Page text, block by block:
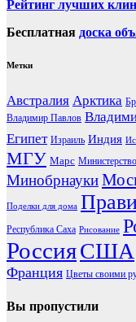
Рейтинг лучших
Бесплатная доска
Метки
Австралия Арктика
Владимир Павлов
Египет Израиль Индия
МГУ Марс
Минобрнауки
Поделки для дома
Республика Саха Рисование
РоссияСША
Франция Цветы своими
Вы пропустили